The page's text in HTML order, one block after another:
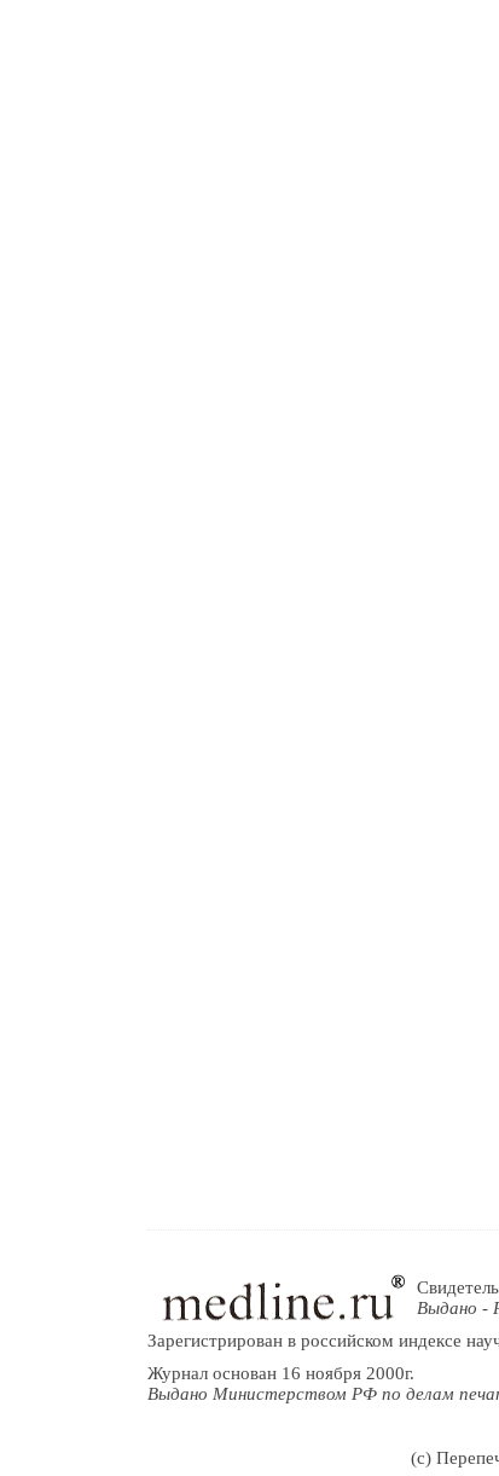
Выдано -
Зарегистрирован в российском индексе
Журнал основан 16 ноября 2000г.
Выдано Министерством РФ по делам
(c)